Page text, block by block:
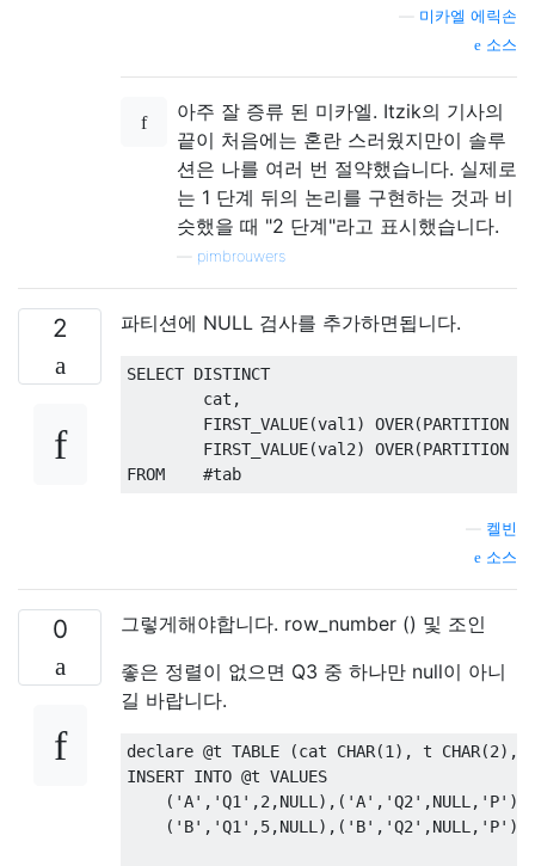
미카엘 에릭손
소스
아주 잘 증류 된 미카엘. Itzik의 기사의
끝이 처음에는 혼란 스러웠지만이 솔루
션은 나를 여러 번 절약했습니다. 실제로
는 1 단계 뒤의 논리를 구현하는 것과 비
슷했을 때 "2 단계"라고 표시했습니다.
pimbrouwers
2 파티션에 NULL 검사를 추가하면됩니다.
SELECT DISTINCT
        cat
,
        FIRST_VALUE
(val1) OVER(PARTITION
        FIRST_VALUE
(val2) OVER(PARTITION
FROM
#tab
켈빈
소스
0
그렇게해야합니다. row_number () 및 조인
좋은 정렬이 없으면 Q3 중 하나만 null이 아니
길 바랍니다.
declare @t TABLE (cat CHAR(1), t CHAR(2),
INSERT INTO @t VALUES
( 'A' , 'Q1' ,2,NULL),( 'A' , 'Q2' ,NULL, 'P'
( 'B' , 'Q1' ,5,NULL),( 'B' , 'Q2' ,NULL, 'P'